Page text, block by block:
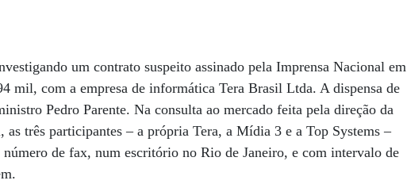
um contrato suspeito assinado pela Imprensa Nacional em
mil, com a empresa de informática Tera Brasil Ltda. A dispensa de
Pedro Parente. Na consulta ao mercado feita pela direção da
três participantes – a própria Tera, a Mídia 3 e a Top Systems –
número de fax, num escritório no Rio de Janeiro, e com intervalo de